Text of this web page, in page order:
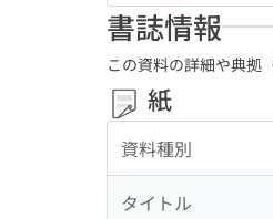
書誌情報
この資料の詳細や典拠
紙
資料種別
タイトル